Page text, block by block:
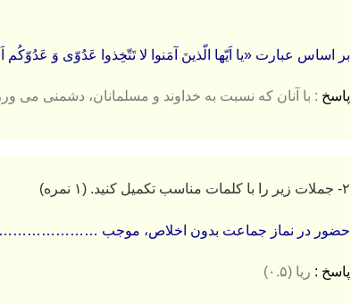
بر اساس عبارت «يا اَيّها الّذينَ آمَنوا لا تَتّخِذوا عَدُوّی وَ
پاسخ : با آنان كه نسبت به خداوند و مسلمانان، دشمنی می
۲- جملات زیر را با کلمات مناسب تکمیل کنید. (۱ نمره)
حضور در نماز جماعت بدون اخلاص، موجب
پاسخ : ریا (۰.۵)